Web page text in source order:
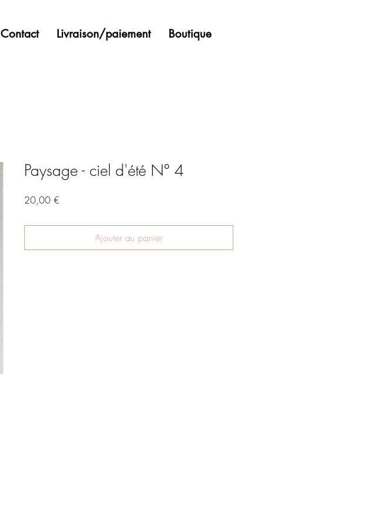
Contact Livraison/paiement Boutique
Paysage - ciel d'été N° 4
20,00 €
Ajouter au panier